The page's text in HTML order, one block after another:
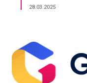
28.03.2025